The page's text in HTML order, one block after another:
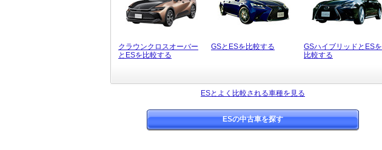
クラウンクロスオーバー
とESを比較する
GSとESを比較する
GSハイブリッドとESを
比較する
ESとよく比較される車種を見る
ESの中古車を探す